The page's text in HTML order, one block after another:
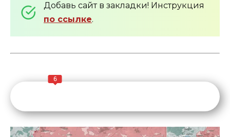
Добавь сайт в закладки! Инструкция
по ссылке.
6